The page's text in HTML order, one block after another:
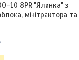
10 8PR "Ялинка" з
мінітрактора та